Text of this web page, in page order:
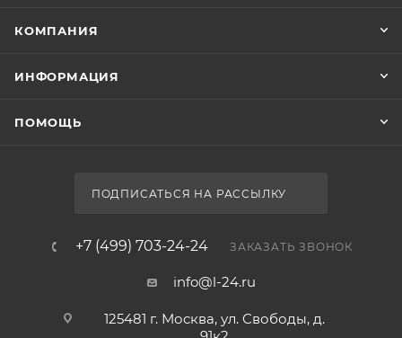
1 год
Экран для ванны
современный
Глубина, см
Форма